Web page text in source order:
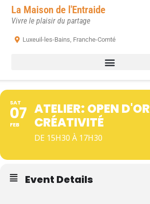
La Maison de l'Entraide
Vivre le plaisir du partage
Luxeuil-les-Bains, Franche-Comté
SAT
07
FEB
ATELIER: OPEN D'OR
CRÉATIVITÉ
DE 15H30 À 17H30
Event Details